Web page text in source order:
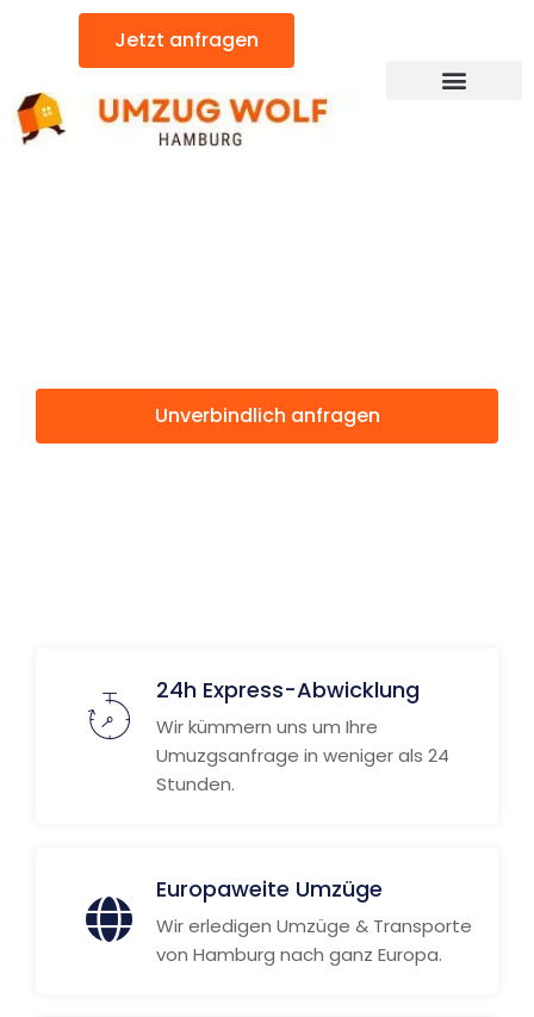
Jetzt anfragen
Unverbindlich anfragen
24h Express-Abwicklung
Wir kümmern uns um Ihre
Umuzgsanfrage in weniger als 24
Stunden.
Europaweite Umzüge
Wir erledigen Umzüge & Transporte
von Hamburg nach ganz Europa.